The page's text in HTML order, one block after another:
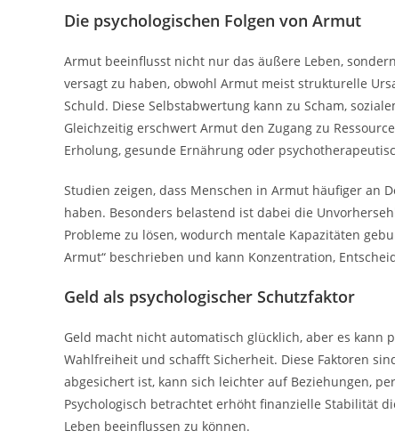
Die psychologischen Folgen von Armut
Armut beeinflusst nicht nur das äußere Leben,
versagt zu haben, obwohl Armut meist strukturelle
Schuld. Diese Selbstabwertung kann zu Scham,
Gleichzeitig erschwert Armut den Zugang zu
Erholung, gesunde Ernährung oder
Studien zeigen, dass Menschen in Armut häufiger an
haben. Besonders belastend ist dabei die
Probleme zu lösen, wodurch mentale Kapazitäten
Armut“ beschrieben und kann Konzentration,
Geld als psychologischer Schutzfaktor
Geld macht nicht automatisch glücklich, aber es kann
Wahlfreiheit und schafft Sicherheit. Diese Faktoren
abgesichert ist, kann sich leichter auf Beziehungen,
Psychologisch betrachtet erhöht finanzielle Stabilität
Leben beeinflussen zu können.